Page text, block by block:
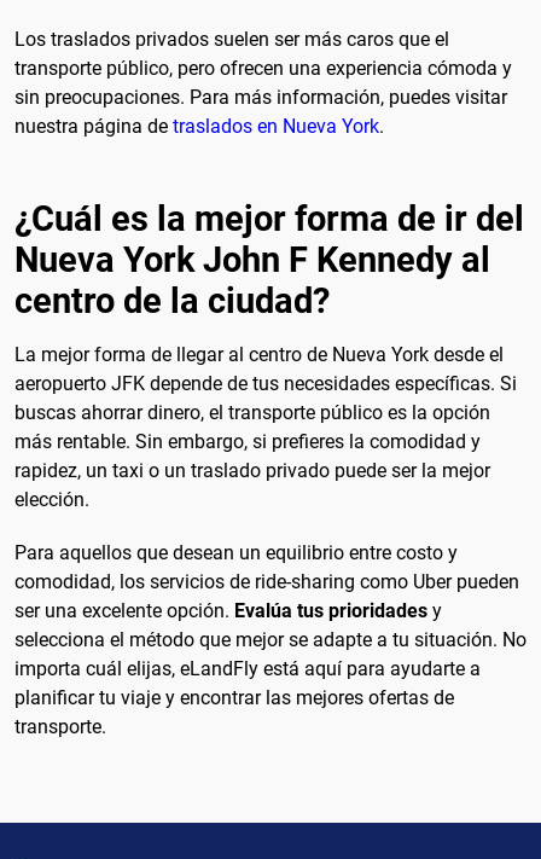
Los traslados privados suelen ser más caros que el
transporte público, pero ofrecen una experiencia cómoda y
sin preocupaciones. Para más información, puedes visitar
nuestra página de traslados en Nueva York.
¿Cuál es la mejor forma de ir del
Nueva York John F Kennedy al
centro de la ciudad?
La mejor forma de llegar al centro de Nueva York desde el
aeropuerto JFK depende de tus necesidades específicas. Si
buscas ahorrar dinero, el transporte público es la opción
más rentable. Sin embargo, si prefieres la comodidad y
rapidez, un taxi o un traslado privado puede ser la mejor
elección.
Para aquellos que desean un equilibrio entre costo y
comodidad, los servicios de ride-sharing como Uber pueden
ser una excelente opción. Evalúa tus prioridades y
selecciona el método que mejor se adapte a tu situación. No
importa cuál elijas, eLandFly está aquí para ayudarte a
planificar tu viaje y encontrar las mejores ofertas de
transporte.